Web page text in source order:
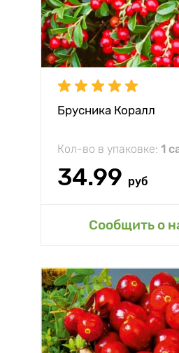
Брусника Коралл
Кол-во в упаковке: 1
34.99 руб
Сообщить о